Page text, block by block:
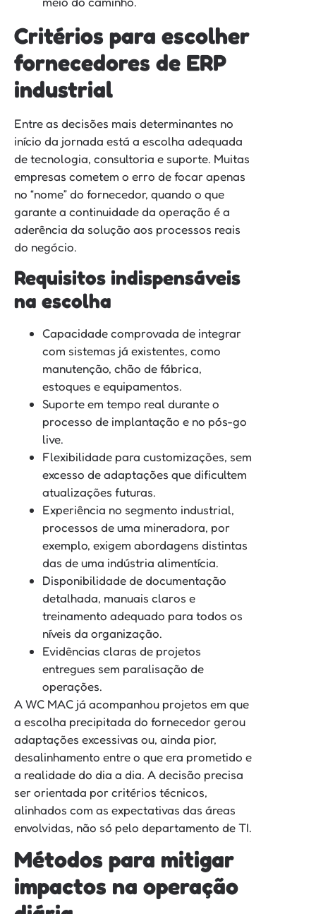
Critérios para escolher
fornecedores de ERP
industrial
Entre as decisões mais determinantes no
início da jornada está a escolha adequada
de tecnologia, consultoria e suporte. Muitas
empresas cometem o erro de focar apenas
no “nome” do fornecedor, quando o que
garante a continuidade da operação é a
aderência da solução aos processos reais
do negócio.
Requisitos indispensáveis
na escolha
Capacidade comprovada de integrar
com sistemas já existentes, como
manutenção, chão de fábrica,
estoques e equipamentos.
Suporte em tempo real durante o
processo de implantação e no pós-go
live.
Flexibilidade para customizações, sem
excesso de adaptações que dificultem
atualizações futuras.
Experiência no segmento industrial,
processos de uma mineradora, por
exemplo, exigem abordagens distintas
das de uma indústria alimentícia.
Disponibilidade de documentação
detalhada, manuais claros e
treinamento adequado para todos os
níveis da organização.
Evidências claras de projetos
entregues sem paralisação de
operações.
A WC MAC já acompanhou projetos em que
a escolha precipitada do fornecedor gerou
adaptações excessivas ou, ainda pior,
desalinhamento entre o que era prometido e
a realidade do dia a dia. A decisão precisa
ser orientada por critérios técnicos,
alinhados com as expectativas das áreas
envolvidas, não só pelo departamento de TI.
Métodos para mitigar
impactos na operação